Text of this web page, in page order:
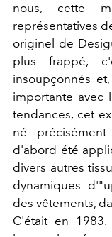
nous, cette
représentatives
originel de
plus frappé,
insoupçonnés
importante avec
tendances, cet
né
d'abord été
divers autres
dynamiques
des vêtements,
C'était en